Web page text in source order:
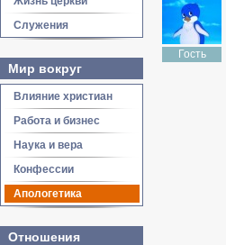
Служения
Мир вокруг
Влияние христиан
Работа и бизнес
Наука и вера
Конфессии
Апологетика
Отношения
Гость